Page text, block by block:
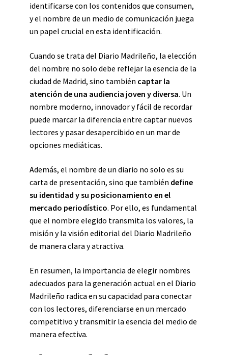
identificarse con los contenidos que consumen,
y el nombre de un medio de comunicación juega
un papel crucial en esta identificación.
Cuando se trata del Diario Madrileño, la elección
del nombre no solo debe reflejar la esencia de la
ciudad de Madrid, sino también captar la
atención de una audiencia joven y diversa. Un
nombre moderno, innovador y fácil de recordar
puede marcar la diferencia entre captar nuevos
lectores y pasar desapercibido en un mar de
opciones mediáticas.
Además, el nombre de un diario no solo es su
carta de presentación, sino que también define
su identidad y su posicionamiento en el
mercado periodístico. Por ello, es fundamental
que el nombre elegido transmita los valores, la
misión y la visión editorial del Diario Madrileño
de manera clara y atractiva.
En resumen, la importancia de elegir nombres
adecuados para la generación actual en el Diario
Madrileño radica en su capacidad para conectar
con los lectores, diferenciarse en un mercado
competitivo y transmitir la esencia del medio de
manera efectiva.